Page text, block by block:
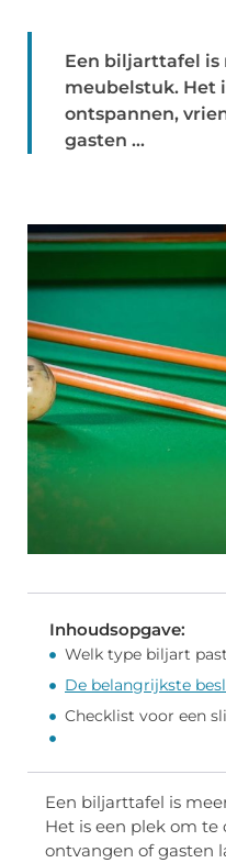
Een biljarttafel is
meubelstuk. Het
ontspannen,
gasten ...
Inhoudsopgave:
Welk type biljart
De belangrijkste
Checklist voor een
Een biljarttafel is
Het is een plek om
ontvangen of gasten